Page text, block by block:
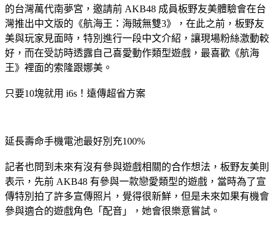
的台灣萬代南夢宮，邀請前 AKB48 成員板野友美體驗會在台
灣推出中文版的《航海王：海賊無雙3》，在此之前，板野友
美與玩家見面時，特別進行一段中文介紹，讓現場粉絲激動較
好，而在受訪時透露自己喜愛動作類型遊戲，最喜歡《航海
王》裡面的索隆跟娜美。
只要10塊就用 i6s！遠傳超省方案
延長壽命手機電池最好別充100%
記者也問到未來有沒有參與遊戲相關的合作想法，板野友美則
表示，先前 AKB48 有參與一款戀愛類型的遊戲，當時為了宣
傳特別拍了許多宣傳照片，覺得很新鮮，但是未來如果有機會
參與適合的遊戲角色「配音」，她會很樂意嘗試。